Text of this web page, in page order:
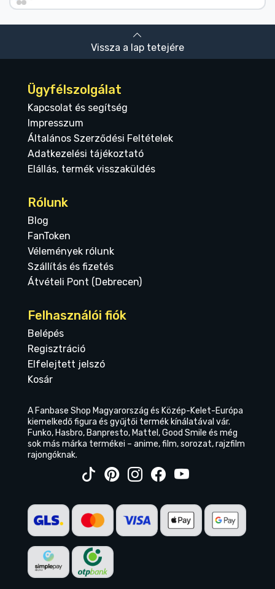
Vissza a lap tetejére
Ügyfélszolgálat
Kapcsolat és segítség
Impresszum
Általános Szerződési Feltételek
Adatkezelési tájékoztató
Elállás, termék visszaküldés
Rólunk
Blog
FanToken
Vélemények rólunk
Szállítás és fizetés
Átvételi Pont (Debrecen)
Felhasználói fiók
Belépés
Regisztráció
Elfelejtett jelszó
Kosár
A Fanbase Shop Magyarország és Közép-Kelet-Európa
kiemelkedő figura és gyűjtői termék kínálatával vár.
Funko, Hasbro, Banpresto, Mattel, Good Smile és még
sok más márka termékei – anime, film, sorozat, rajzfilm
rajongóknak.